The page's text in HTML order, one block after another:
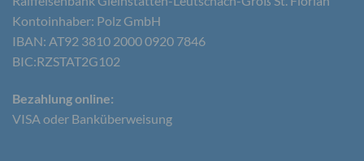
Kontoinhaber: Polz GmbH
IBAN: AT92 3810 2000 0920 7846
BIC:RZSTAT2G102
Bezahlung online:
VISA oder Banküberweisung
identifizierbare natürliche Person, deren
personenbezogene Daten von dem für die
Verarbeitung Verantwortlichen verarbeitet werden.
c) Verarbeitung